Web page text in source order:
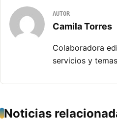
AUTOR
Camila Torres
Colaboradora
servicios y
Noticias